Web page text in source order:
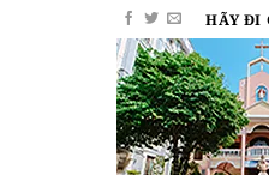
HÃY ĐI